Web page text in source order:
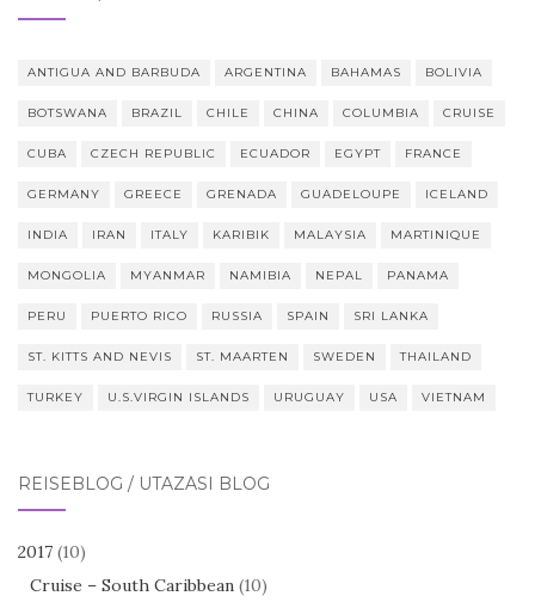
ANTIGUA AND BARBUDA ARGENTINA BAHAMAS BOLIVIA
BOTSWANA BRAZIL CHILE CHINA COLUMBIA CRUISE
CUBA CZECH REPUBLIC ECUADOR EGYPT FRANCE
GERMANY GREECE GRENADA GUADELOUPE ICELAND
INDIA IRAN ITALY KARIBIK MALAYSIA MARTINIQUE
MONGOLIA MYANMAR NAMIBIA NEPAL PANAMA
PERU PUERTO RICO RUSSIA SPAIN SRI LANKA
ST. KITTS AND NEVIS ST. MAARTEN SWEDEN THAILAND
TURKEY U.S.VIRGIN ISLANDS URUGUAY USA VIETNAM
REISEBLOG / UTAZÁSI BLOG
2017 (10)
Cruise – South Caribbean (10)